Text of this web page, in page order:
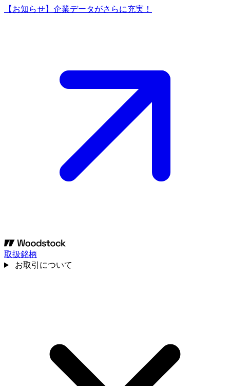
【お知らせ】企業データがさらに充実！
取扱銘柄
お取引について